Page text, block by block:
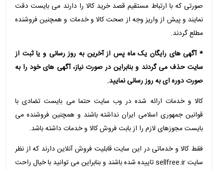
صورتی که با ارتباط مستقیم قصد خرید کالا را دارند می بایست دقت
نمایند و پیش از واریز وجه از صحت کالا و خدمات و همچنین فروشنده
مطلع گردند.
* آگهی های رایگان یک ماه پس از آخرین به روز رسانی و یا ثبت از
سایت حذف می گردند و بنابراین در صورت نیاز، آگهی های خود را به
صورت دوره ای به روز رسانی نمایید.
کالا و خدمات ارائه شده در وب سایت حتما می بایست تضادی با
قوانین جمهوری اسلامی ایران نداشته باشند و همچنین فروشنده می
بایست مجوزهای لازم را از بابت فروش کالا و خدمات داشته باشد.
فقط کالا و خدماتی در این سایت قابلیت فروش آنلاین دارند که از نظر
سایت sellfree.ir تاییده شده باشند و بنابراین می توانید با خیال راحت